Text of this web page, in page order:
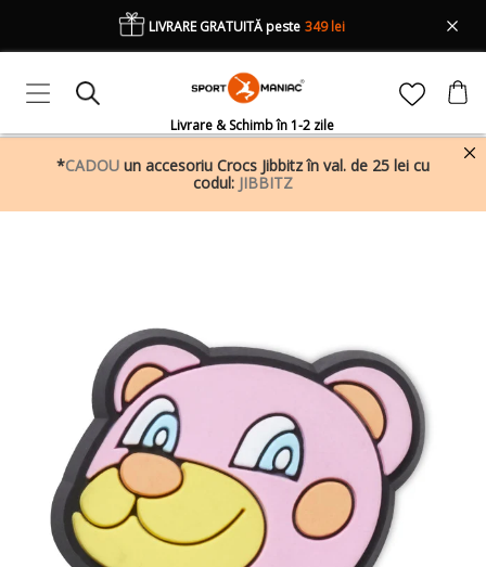
Livrare & Schimb în 1-2 zile
LIVRARE GRATUITĂ peste 349 lei
*CADOU un accesoriu Crocs Jibbitz în val. de 25 lei cu
codul: JIBBITZ